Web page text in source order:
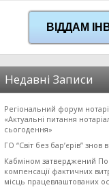
ВІДДАМ
Недавні Записи
Регіональний форум
«Актуальні питання
сьогодення»
ГО “Світ без бар’єрів” знов
Кабміном затверджений
компенсації фактичних
місць працевлаштованих